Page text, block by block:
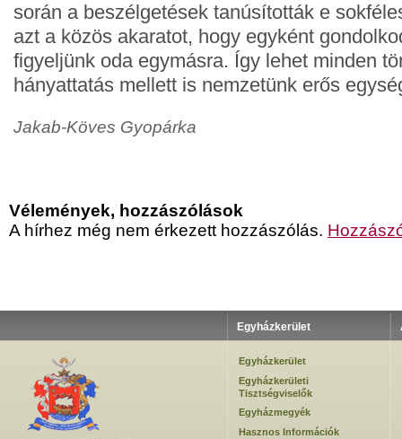
során a beszélgetések tanúsították e
azt a közös akaratot, hogy egyként
figyeljünk oda egymásra. Így lehet minden
hányattatás mellett is nemzetünk erős
Jakab-Köves Gyopárka
Vélemények, hozzászólások
A hírhez még nem érkezett hozzászólás.
Egyházkerület
Egyházkerület
Egyházkerületi
Tisztségviselők
Egyházmegyék
Hasznos Információk